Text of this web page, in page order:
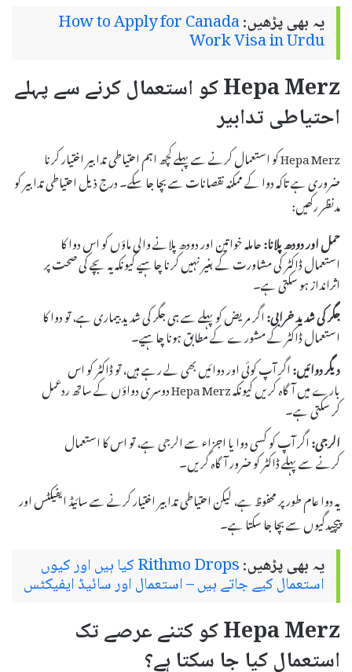
یہ بھی پڑھیں:How to Apply for Canada
Work Visa in Urdu
Hepa Merz کو استعمال کرنے سے پہلے
احتیاطی تدابیر
Hepa Merz کو استعمال کرنے سے پہلے کچھ اہم احتیاطی تدابیر اختیار کرنا
ضروری ہے تاکہ دوا کے ممکنہ نقصانات سے بچا جا سکے۔ درج ذیل احتیاطی تدابیر کو
مدنظر رکھیں:
حمل اور دودھ پلانا:حاملہ خواتین اور دودھ پلانے والی ماؤں کو اس دوا کا
استعمال ڈاکٹر کی مشاورت کے بغیر نہیں کرنا چاہیے کیونکہ یہ بچے کی صحت پر
اثرانداز ہو سکتی ہے۔
جگر کی شدید خرابی:اگر مریض کو پہلے سے ہی جگر کی شدید بیماری ہے، تو دوا کا
استعمال ڈاکٹر کے مشورے کے مطابق ہونا چاہیے۔
دیگر دوائیں:اگر آپ کوئی اور دوائیں بھی لے رہے ہیں، تو ڈاکٹر کو اس
بارے میں آگاہ کریں کیونکہ Hepa Merz دوسری دواؤں کے ساتھ ردعمل
کر سکتی ہے۔
الرجی:اگر آپ کو کسی دوا یا اجزاء سے الرجی ہے، تو اس کا استعمال
کرنے سے پہلے ڈاکٹر کو ضرور آگاہ کریں۔
یہ دوا عام طور پر محفوظ ہے، لیکن احتیاطی تدابیر اختیار کرنے سے سائیڈ ایفیکٹس اور
پیچیدگیوں سے بچا جا سکتا ہے۔
یہ بھی پڑھیں: Rithmo Drops کیا ہیں اور کیوں
استعمال کیے جاتے ہیں – استعمال اور سائیڈ ایفیکٹس
Hepa Merz کو کتنے عرصے تک
استعمال کیا جا سکتا ہے؟